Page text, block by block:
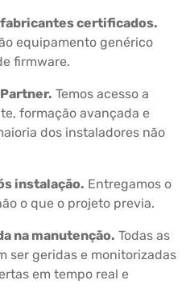
certificados.
equipamento genérico
firmware.
Temos acesso a
formação avançada e
dos instaladores não
instalação. Entregamos o
o que o projeto previa.
na manutenção. Todas as
ser geridas e monitorizadas
em tempo real e